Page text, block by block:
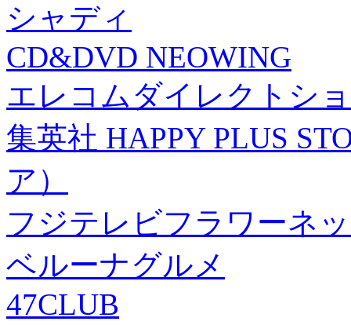
シャディ
CD&DVD NEOWING
エレコムダイレクトシ
集英社 HAPPY PLUS
ア）
フジテレビフラワーネ
ベルーナグルメ
47CLUB